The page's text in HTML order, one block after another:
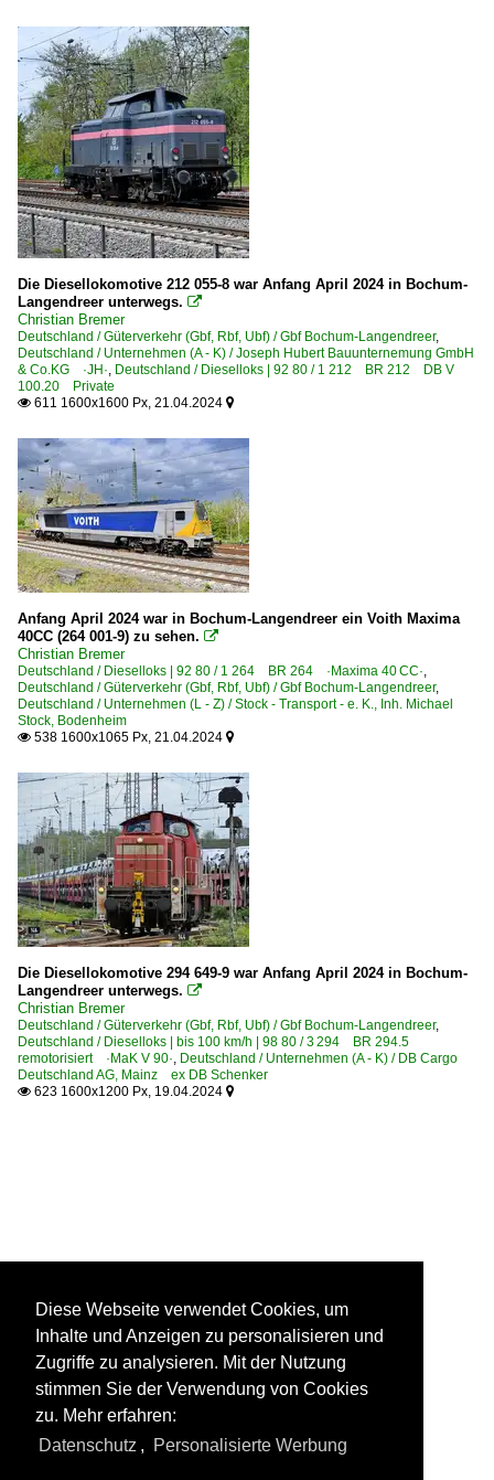
Die Diesellokomotive 212 055-8 war Anfang April 2024 in Bochum-
Langendreer unterwegs. 
Christian Bremer
Deutschland / Güterverkehr (Gbf, Rbf, Ubf) / Gbf Bochum-Langendreer,
Deutschland / Unternehmen (A - K) / Joseph Hubert Bauunternemung GmbH
& Co.KG ·JH·, Deutschland / Dieselloks | 92 80 / 1 212 BR 212 DB V
100.20 Private
 611 1600x1600 Px, 21.04.2024 
Anfang April 2024 war in Bochum-Langendreer ein Voith Maxima
40CC (264 001-9) zu sehen. 
Christian Bremer
Deutschland / Dieselloks | 92 80 / 1 264 BR 264 ·Maxima 40 CC·,
Deutschland / Güterverkehr (Gbf, Rbf, Ubf) / Gbf Bochum-Langendreer,
Deutschland / Unternehmen (L - Z) / Stock - Transport - e. K., Inh. Michael
Stock, Bodenheim
 538 1600x1065 Px, 21.04.2024 
Die Diesellokomotive 294 649-9 war Anfang April 2024 in Bochum-
Langendreer unterwegs. 
Christian Bremer
Deutschland / Güterverkehr (Gbf, Rbf, Ubf) / Gbf Bochum-Langendreer,
Deutschland / Dieselloks | bis 100 km/h | 98 80 / 3 294 BR 294.5
remotorisiert ·MaK V 90·, Deutschland / Unternehmen (A - K) / DB Cargo
Deutschland AG, Mainz ex DB Schenker
 623 1600x1200 Px, 19.04.2024 
Diese Webseite verwendet Cookies, um
Inhalte und Anzeigen zu personalisieren und
Zugriffe zu analysieren. Mit der Nutzung
stimmen Sie der Verwendung von Cookies
zu. Mehr erfahren:
Datenschutz , Personalisierte Werbung